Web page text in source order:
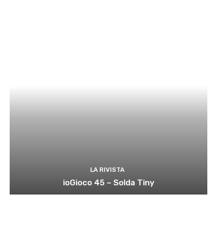
LA RIVISTA
ioGioco 45 – Solda Tiny